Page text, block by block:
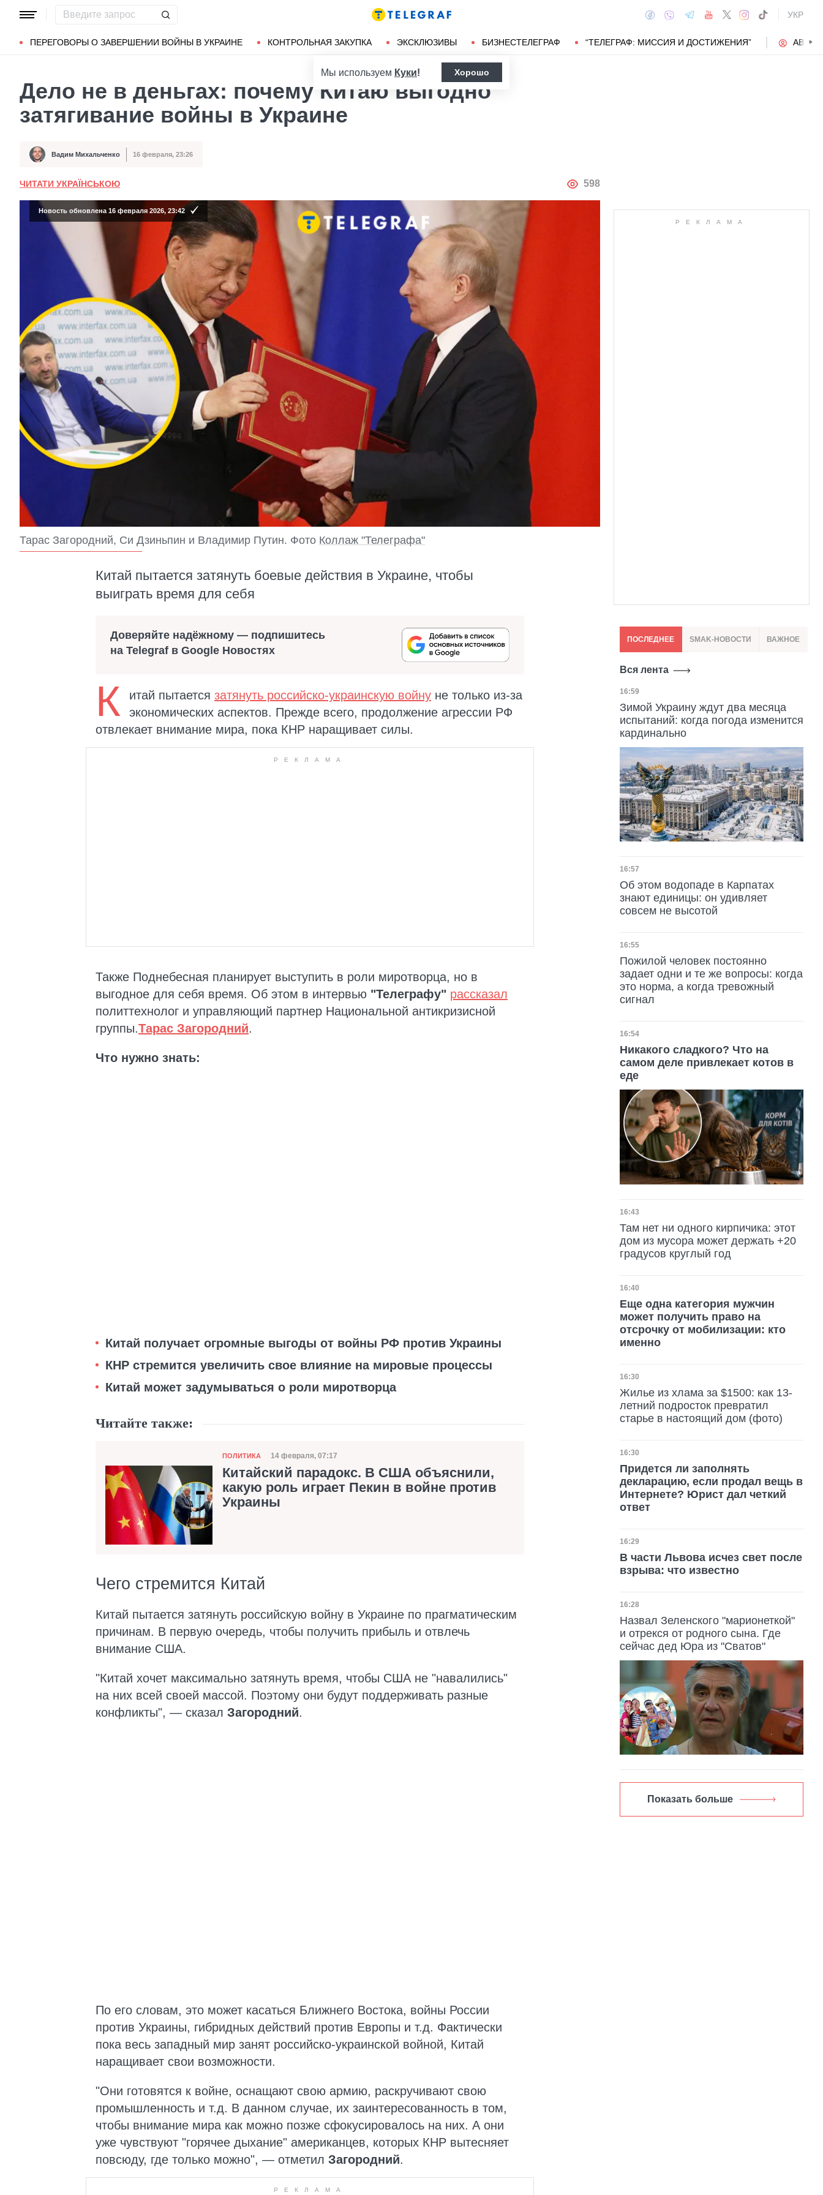
УКР
ПЕРЕГОВОРЫ О ЗАВЕРШЕНИИ ВОЙНЫ В УКРАИНЕ КОНТРОЛЬНАЯ ЗАКУПКА ЭКСКЛЮЗИВЫ БИЗНЕСТЕЛЕГРАФ “ТЕЛЕГРАФ: МИССИЯ И ДОСТИЖЕНИЯ”
Популярные запросы Мариуполь
Мы используем Куки! Хорошо
Дело не в деньгах: почему Китаю выгодно
затягивание войны в Украине
Автор Вадим Михальченко
Дата публикации 16 февраля, 23:26
ЧИТАТИ УКРАЇНСЬКОЮ АВТОР
598
Новость обновлена 16 февраля 2026, 23:42
Тарас Загородний, Си Дзиньпин и Владимир Путин. Фото Коллаж "Телеграфа"
Китай пытается затянуть боевые действия в Украине, чтобы
выиграть время для себя
Доверяйте надёжному — подпишитесь
на Telegraf в Google Новостях
К итай пытается затянуть российско-украинскую войну не только из-за
экономических аспектов. Прежде всего, продолжение агрессии РФ
отвлекает внимание мира, пока КНР наращивает силы.
Также Поднебесная планирует выступить в роли миротворца, но в
выгодное для себя время. Об этом в интервью "Телеграфу" рассказал
политтехнолог и управляющий партнер Национальной антикризисной
группы.Тарас Загородний.
Что нужно знать:
Китай получает огромные выгоды от войны РФ против Украины
КНР стремится увеличить свое влияние на мировые процессы
Китай может задумываться о роли миротворца
Читайте также:
Категория
ПОЛИТИКА Дата публикации
14 февраля, 07:17
Китайский парадокс. В США объяснили,
какую роль играет Пекин в войне против
Украины
Чего стремится Китай
Китай пытается затянуть российскую войну в Украине по прагматическим
причинам. В первую очередь, чтобы получить прибыль и отвлечь
внимание США.
"Китай хочет максимально затянуть время, чтобы США не "навалились"
на них всей своей массой. Поэтому они будут поддерживать разные
конфликты", — сказал Загородний.
По его словам, это может касаться Ближнего Востока, войны России
против Украины, гибридных действий против Европы и т.д. Фактически
пока весь западный мир занят российско-украинской войной, Китай
наращивает свои возможности.
"Они готовятся к войне, оснащают свою армию, раскручивают свою
промышленность и т.д. В данном случае, их заинтересованность в том,
чтобы внимание мира как можно позже сфокусировалось на них. А они
уже чувствуют "горячее дыхание" американцев, которых КНР вытесняет
повсюду, где только можно", — отметил Загородний.
ПОСЛЕДНЕЕ SMAK-НОВОСТИ ВАЖНОЕ
Вся лента
Дата публикации
16:59
Зимой Украину ждут два месяца
испытаний: когда погода изменится
кардинально
Дата публикации
16:57
Об этом водопаде в Карпатах
знают единицы: он удивляет
совсем не высотой
Дата публикации
16:55
Пожилой человек постоянно
задает одни и те же вопросы: когда
это норма, а когда тревожный
сигнал
Дата публикации
16:54
Никакого сладкого? Что на
самом деле привлекает котов в
еде
Дата публикации
16:43
Там нет ни одного кирпичика: этот
дом из мусора может держать +20
градусов круглый год
Дата публикации
16:40
Еще одна категория мужчин
может получить право на
отсрочку от мобилизации: кто
именно
Дата публикации
16:30
Жилье из хлама за $1500: как 13-
летний подросток превратил
старье в настоящий дом (фото)
Дата публикации
16:30
Придется ли заполнять
декларацию, если продал вещь в
Интернете? Юрист дал четкий
ответ
Дата публикации
16:29
В части Львова исчез свет после
взрыва: что известно
Дата публикации
16:28
Назвал Зеленского "марионеткой"
и отрекся от родного сына. Где
сейчас дед Юра из "Сватов"
Показать больше